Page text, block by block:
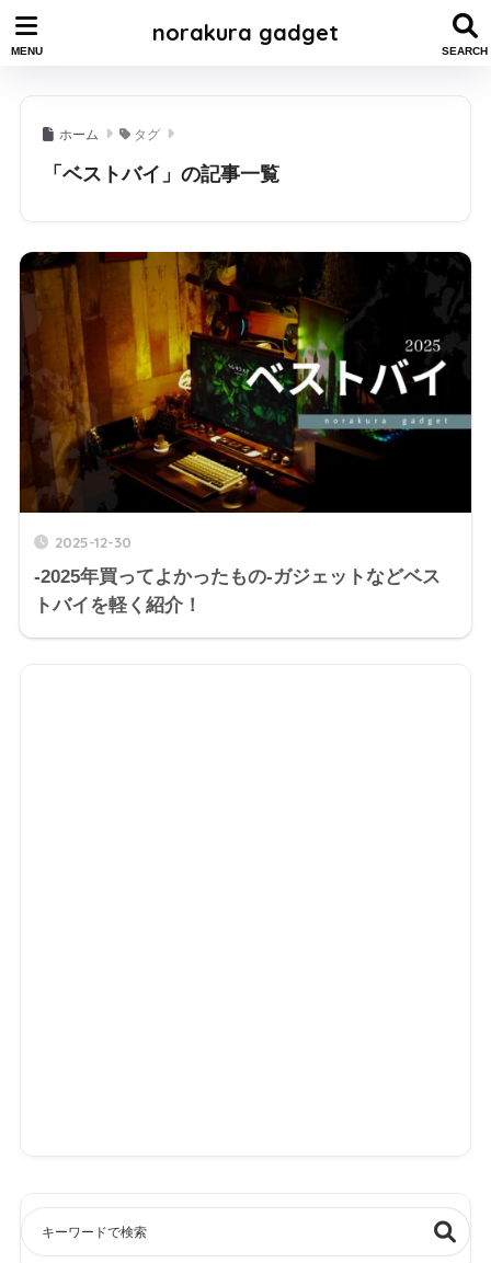
norakura gadget
ホーム タグ
「ベストバイ」の記事一覧
2025-12-30
‐2025年買ってよかったもの‐ガジェットなどベス
トバイを軽く紹介！